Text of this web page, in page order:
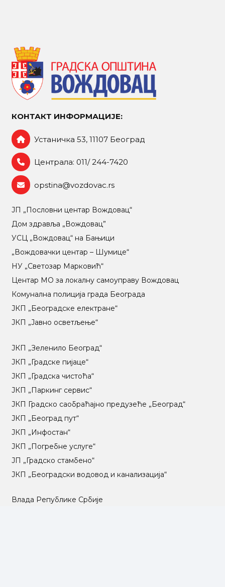
КОНТАКТ ИНФОРМАЦИЈЕ:
Устаничка 53, 11107 Београд
Централа: 011/ 244-7420
opstina@vozdovac.rs
ЈП „Пословни центар Вождовац“
Дом здравља „Вождовац”
УСЦ „Вождовац“ на Бањици
„Вождовачки центар – Шумице“
НУ „Светозар Марковић“
Центар МO за локалну самоуправу Вождовац
Комунална полиција града Београда
ЈКП „Београдске електране“
ЈКП „Јавно осветљење“
ЈКП „Зеленило Београд“
ЈКП „Градске пијаце“
ЈКП „Градска чистоћа“
ЈКП „Паркинг сервис“
ЈКП Градско саобраћајно предузеће „Београд“
ЈКП „Београд пут“
ЈКП „Инфостан“
ЈКП „Погребне услуге“
ЈП „Градско стамбено“
ЈКП „Београдски водовод и канализација“
Влада Републике Србије